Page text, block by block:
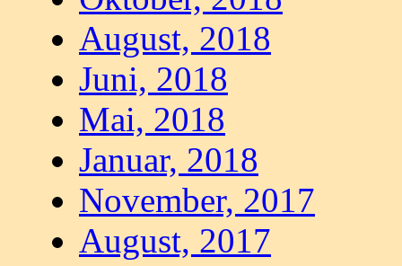
August, 2018
Juni, 2018
Mai, 2018
Januar, 2018
November, 2017
August, 2017